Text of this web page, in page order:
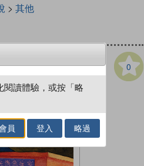
> 其他
0
閱讀體驗，或按「略
員 登入 略過